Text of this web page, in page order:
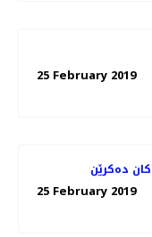
25 February 2019
ده‌كرێن
25 February 2019